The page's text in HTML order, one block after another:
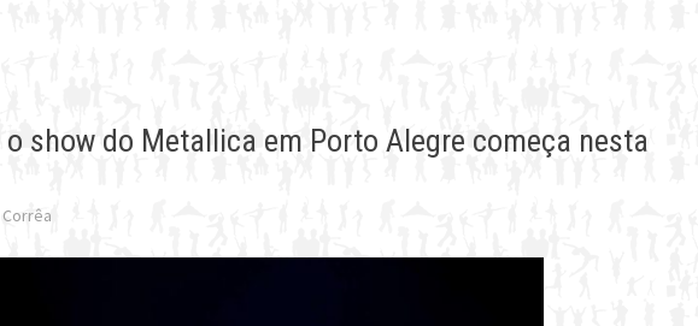
o show do Metallica em Porto Alegre começa nesta
Corrêa